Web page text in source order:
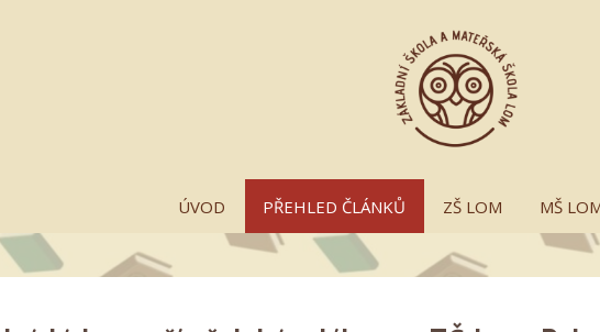
ÚVOD PŘEHLED ČLÁNKŮ ZŠ LOM MŠ